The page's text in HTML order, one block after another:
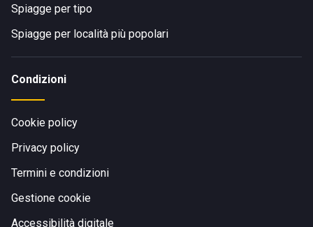
Spiagge per tipo
Spiagge per località più popolari
Condizioni
Cookie policy
Privacy policy
Termini e condizioni
Gestione cookie
Accessibilità digitale